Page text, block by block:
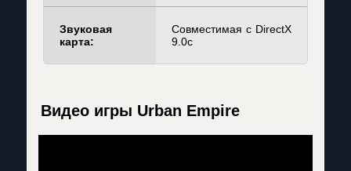
Звуковая
карта:
Совместимая с DirectX
9.0c
Видео игры Urban Empire